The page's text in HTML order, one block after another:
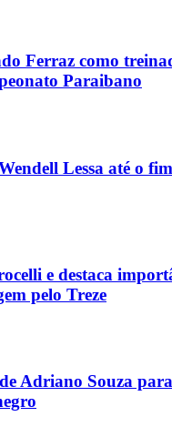
Ferraz como
Paraibano
Lessa até o
e destaca
pelo Treze
Adriano Souza para